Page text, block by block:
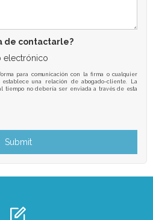
de contactarle?
electrónico
para comunicación con la firma o cualquier
una relación de abogado-cliente. La
tiempo no debería ser enviada a través de esta